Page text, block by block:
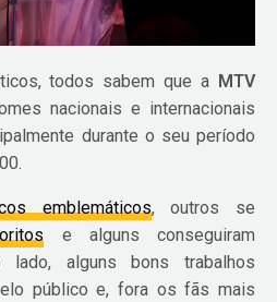
todos sabem que a MTV
nacionais e internacionais
durante o seu período
emblemáticos, outros se
e alguns conseguiram
lado, alguns bons trabalhos
público e, fora os fãs mais